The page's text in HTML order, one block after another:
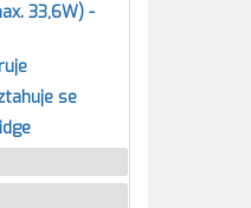
33,6W) -
se